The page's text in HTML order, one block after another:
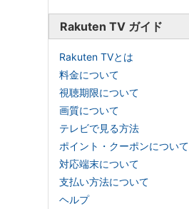
Rakuten TV ガイド
Rakuten TVとは
料金について
視聴期限について
画質について
テレビで見る方法
ポイント・クーポンについて
対応端末について
支払い方法について
ヘルプ